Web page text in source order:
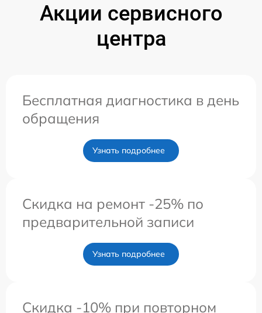
Акции сервисного
центра
Бесплатная диагностика в день
обращения
Узнать подробнее
Скидка на ремонт -25% по
предварительной записи
Узнать подробнее
Скидка -10% при повторном